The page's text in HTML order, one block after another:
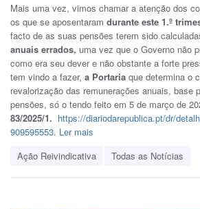
Mais uma vez, vimos chamar a atenção dos
os que se aposentaram durante este 1.º
facto de as suas pensões terem sido
anuais errados, uma vez que o Governo não
como era seu dever e não obstante a forte
tem vindo a fazer, a Portaria que determina o
revalorização das remunerações anuais, base
pensões, só o tendo feito em 5 de março de
83/2025/1. https://diariodarepublica.pt/dr/
909595553. Ler mais
Ação Reivindicativa
Todas as Notícias